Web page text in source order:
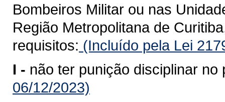
Bombeiros Militar ou nas
Região Metropolitana de
requisitos: (Incluído pela Lei
I - não ter punição disciplinar no
06/12/2023)